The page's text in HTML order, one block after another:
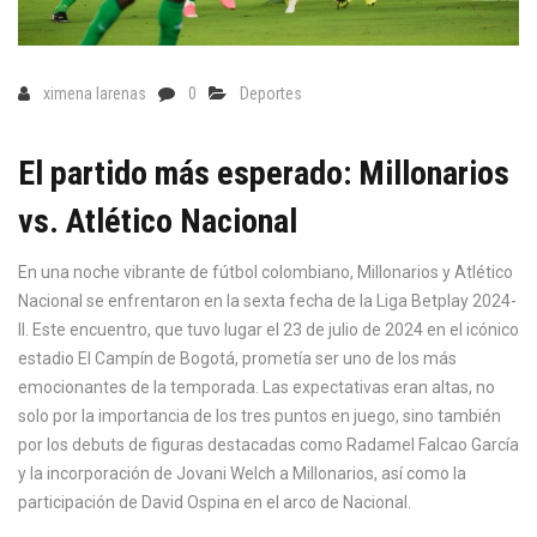
ximena larenas 0 Deportes
El partido más esperado: Millonarios
vs. Atlético Nacional
En una noche vibrante de fútbol colombiano, Millonarios y Atlético
Nacional se enfrentaron en la sexta fecha de la Liga Betplay 2024-
II. Este encuentro, que tuvo lugar el 23 de julio de 2024 en el icónico
estadio El Campín de Bogotá, prometía ser uno de los más
emocionantes de la temporada. Las expectativas eran altas, no
solo por la importancia de los tres puntos en juego, sino también
por los debuts de figuras destacadas como Radamel Falcao García
y la incorporación de Jovani Welch a Millonarios, así como la
participación de David Ospina en el arco de Nacional.